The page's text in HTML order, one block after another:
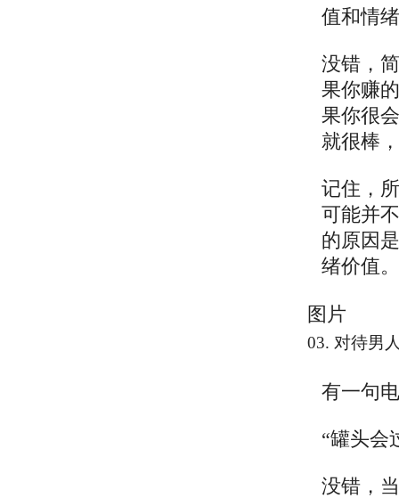
值和情
没错，
果你赚
果你很
就很棒
记住，
可能并
的原因
绪价值。
图片
03. 对待男
有一句
“罐头会
没错，